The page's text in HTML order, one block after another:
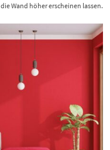
die Wand höher erscheinen lassen.